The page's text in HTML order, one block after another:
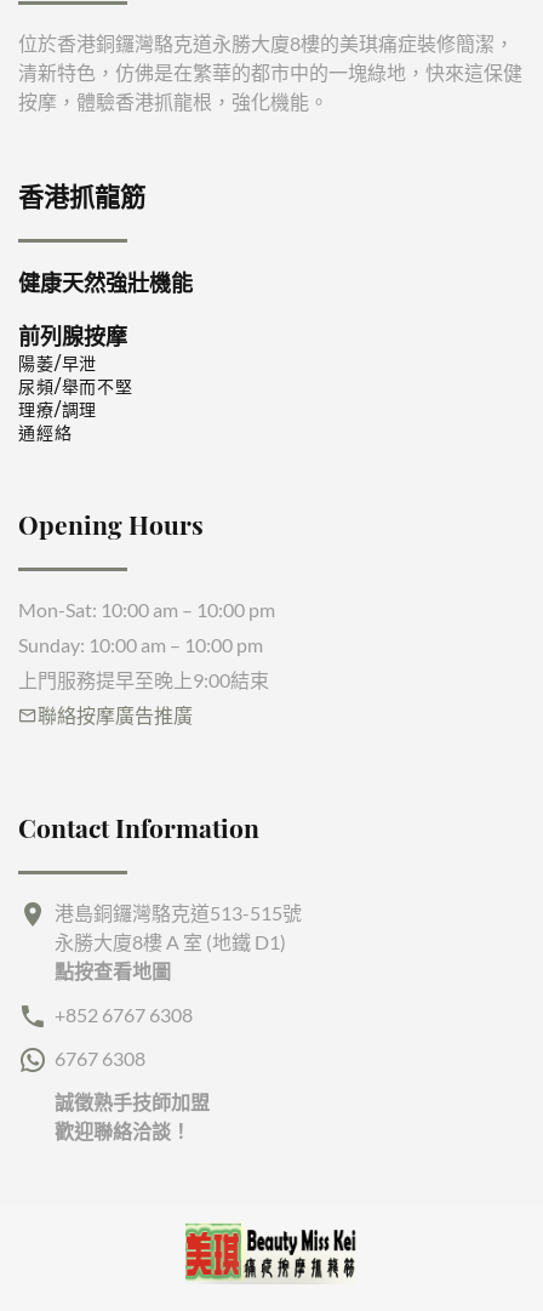
位於香港銅鑼灣駱克道永勝大廈8樓的美琪痛症裝修簡潔，
清新特色，仿佛是在繁華的都市中的一塊綠地，快來這保健
按摩，體驗香港抓龍根，強化機能。
香港抓龍筋
健康天然強壯機能
前列腺按摩
陽萎/早泄
尿頻/舉而不堅
理療/調理
通經絡
Opening Hours
Mon-Sat: 10:00 am – 10:00 pm
Sunday: 10:00 am – 10:00 pm
上門服務提早至晚上9:00結束
聯絡按摩廣告推廣
Contact Information
港島銅鑼灣駱克道513-515號
永勝大廈8樓 A 室 (地鐵 D1)
點按查看地圖
+852 6767 6308
6767 6308
誠徵熟手技師加盟
歡迎聯絡洽談！